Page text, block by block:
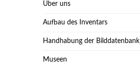
Über uns
Aufbau des Inventars
Handhabung der Bilddatenbank
Museen